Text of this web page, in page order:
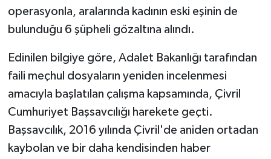
operasyonla, aralarında kadının eski eşinin de
bulunduğu 6 şüpheli gözaltına alındı.
Edinilen bilgiye göre, Adalet Bakanlığı tarafından
faili meçhul dosyaların yeniden incelenmesi
amacıyla başlatılan çalışma kapsamında, Çivril
Cumhuriyet Başsavcılığı harekete geçti.
Başsavcılık, 2016 yılında Çivril'de aniden ortadan
kaybolan ve bir daha kendisinden haber